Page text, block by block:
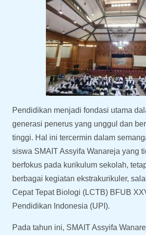
Pendidikan menjadi fondasi utama
generasi penerus yang unggul dan
tinggi. Hal ini tercermin dalam
siswa SMAIT Assyifa Wanareja yang
berfokus pada kurikulum sekolah,
berbagai kegiatan ekstrakurikuler,
Cepat Tepat Biologi (LCTB) BFUB
Pendidikan Indonesia (UPI).
Pada tahun ini, SMAIT Assyifa